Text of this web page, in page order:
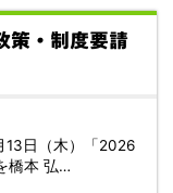
策・制度要請
13日（木）「2026
橋本 弘…